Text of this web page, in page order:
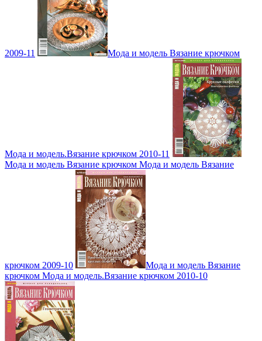
2009-11 Мода и модель Вязание крючком
Мода и модель.Вязание крючком 2010-11
Мода и модель Вязание крючком Мода и модель Вязание
крючком 2009-10
Мода и модель Вязание
крючком Мода и модель.Вязание крючком 2010-10